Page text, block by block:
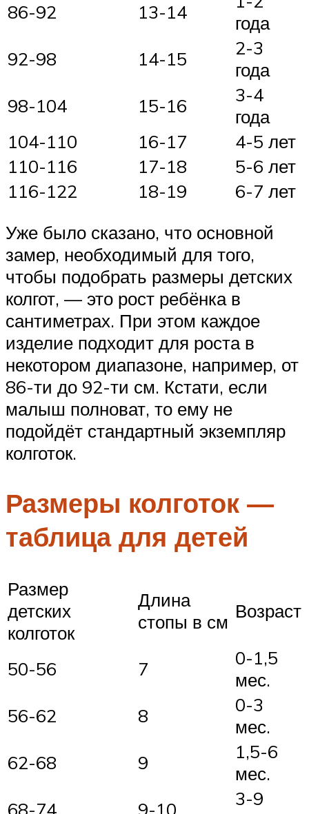
86-92 13-14
года
92-98
14-15
2-3
года
98-104
15-16
3-4
года
104-110
16-17
4-5 лет
110-116
17-18
5-6 лет
116-122
18-19
6-7 лет
Уже было сказано, что основной
замер, необходимый для того,
чтобы подобрать размеры детских
колгот, — это рост ребёнка в
сантиметрах. При этом каждое
изделие подходит для роста в
некотором диапазоне, например, от
86-ти до 92-ти см. Кстати, если
малыш полноват, то ему не
подойдёт стандартный экземпляр
колготок.
Размеры колготок —
таблица для детей
Размер
детских
колготок
Длина
стопы в см Возраст
50-56 7
0-1,5
мес.
56-62
8
0-3
мес.
62-68
9
1,5-6
мес.
68-74
9-10
3-9